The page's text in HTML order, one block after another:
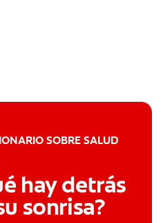
SOBRE SALUD
hay detrás
sonrisa?